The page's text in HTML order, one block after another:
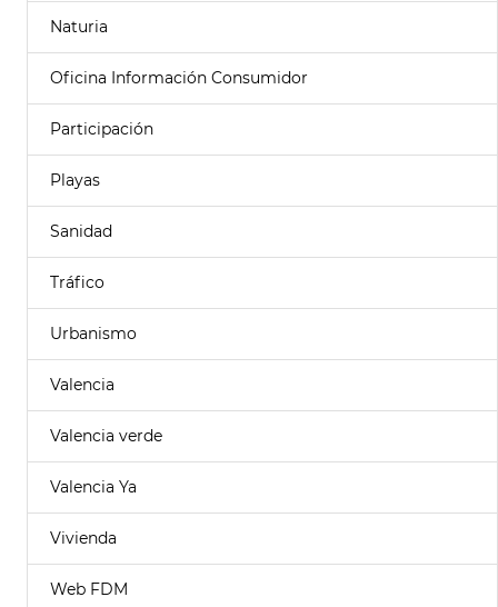
Naturia
Oficina Información Consumidor
Participación
Playas
Sanidad
Tráfico
Urbanismo
Valencia
Valencia verde
Valencia Ya
Vivienda
Web FDM